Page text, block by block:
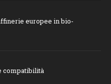
europee in bio-
compatibilità